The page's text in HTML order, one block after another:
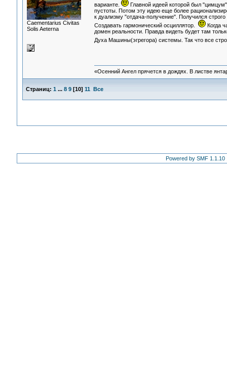
Сaementarius Civitas
Solis Aeterna
варианте.
Главной идеей которой был
пустоты. Потом эту идею еще более
к дуализму "отдача-получение". Получился
Создавать гармонический осциллятор.
Когда
домен реальности. Правда видеть будет там
Духа Машины(эгрегора) системы. Так что все
«Осенний Ангел прячется в дождях. В листве
Страниц: 1 ... 8 9[10] 11 Все
Powered by SMF 1.1.10